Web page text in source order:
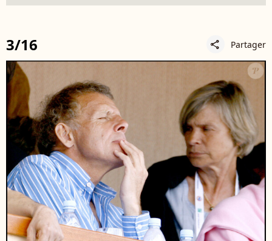
3/16 share Partager